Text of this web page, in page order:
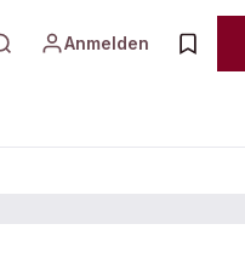
Anmelden